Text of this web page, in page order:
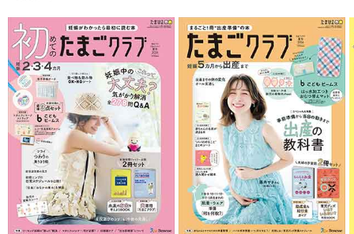
出てきた瞬間一瞬泣いたらしいが、私と夫には聞こえてなくて心
配になる。
口の中の血液などを吸引し、少し経つと泣き出した。想像してた
泣き声と違って「へぇ〜」って思った。
胸の上に置かれた時は思ったよりズッシリ感じた。そして温かっ
た。
最初に出た言葉は…
「あぁ…出てきた…ホンマに入っとった…」
何とも…格好のつかない言葉でした。。
動画にきっちりこのコメントが収められてた。もっとかっこいい
一言言いたかった。
子がキレイにされてる間、目をかっぴらいて指の本数、足の指の
本数を必死で数えてた。